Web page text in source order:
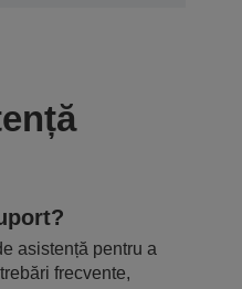
asistență pentru a
frecvente,